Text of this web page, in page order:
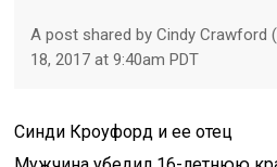
A post shared by Cindy Crawford
18, 2017 at 9:40am PDT
Синди Кроуфорд и ее отец